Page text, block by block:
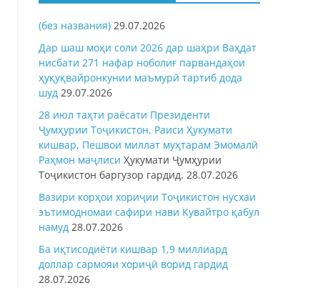
(без названия) 29.07.2026
Дар шаш моҳи соли 2026 дар шаҳри Ваҳдат
нисбати 271 нафар ноболиғ парвандаҳои
ҳуқуқвайронкунии маъмурӣ тартиб дода
шуд 29.07.2026
28 июл таҳти раёсати Президенти
Ҷумҳурии Тоҷикистон, Раиси Ҳукумати
кишвар, Пешвои миллат муҳтарам Эмомалӣ
Раҳмон маҷлиси Ҳукумати Ҷумҳурии
Тоҷикистон баргузор гардид. 28.07.2026
Вазири корҳои хориҷии Тоҷикистон нусхаи
эътимодномаи сафири нави Кувайтро қабул
намуд 28.07.2026
Ба иқтисодиёти кишвар 1,9 миллиард
доллар сармояи хориҷӣ ворид гардид
28.07.2026